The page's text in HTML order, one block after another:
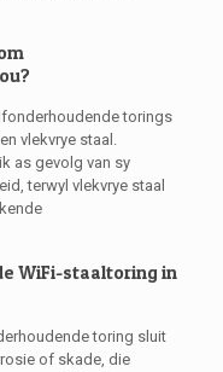
torings
vlekvrye staal.
as gevolg van sy
terwyl vlekvrye staal
WiFi-staaltoring in
toring sluit
of skade, die